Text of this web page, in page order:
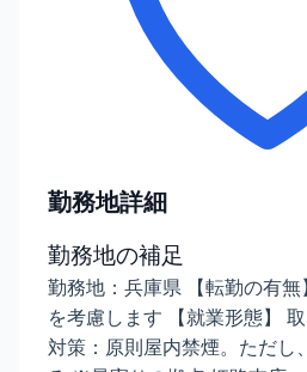
勤務地詳細
勤務地の補足
勤務地：兵庫県 【転勤の有
を考慮します 【就業形態】
対策：原則屋内禁煙。ただし